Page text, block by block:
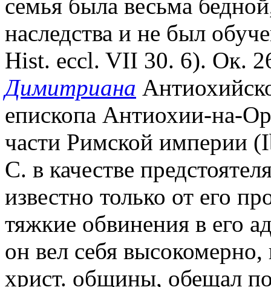
семья была весьма
наследства и не был
Hist. eccl. VII 30. 6). Ок.
Димитриана
епископа Антиохии-на-
части Римской империи
С. в качестве
известно только от его
тяжкие обвинения в его
он вел себя
христ. общины, обещал